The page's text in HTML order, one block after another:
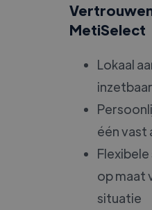
MetiSelect
Lokaal
inzetbaar
één vast
op maat
situatie